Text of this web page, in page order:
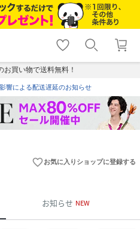
shopping_cart lock_outline
ログイン
買い物で送料無料！
響による配送遅延のお知らせ
favorite_borderお気に入りショップに登録する
お知らせ NEW